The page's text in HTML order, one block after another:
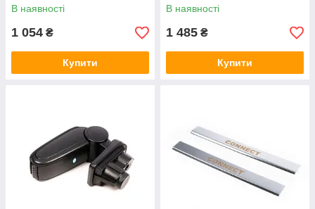
В наявності
1 054 ₴
Купити
В наявності
1 485 ₴
Купити